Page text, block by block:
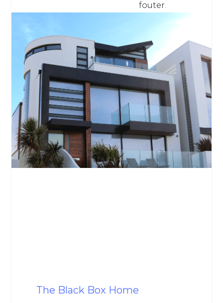
fouter.
The Black Box Home